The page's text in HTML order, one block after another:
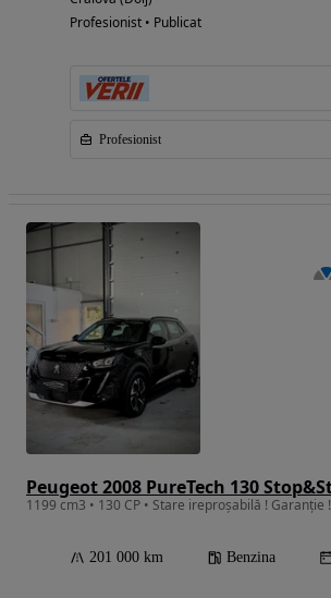
Profesionist • Publicat
Profesionist
1199 cm3 • 130 CP • Stare ireproșabilă ! Garanție !
201 000 km Benzina